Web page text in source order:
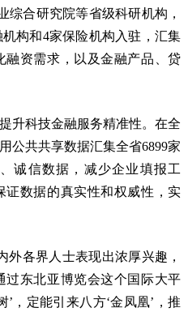
综合研究院等省级科研机构，
构和4家保险机构入驻，汇集
融资需求，以及金融产品、贷
升科技金融服务精准性。在全
公共共享数据汇集全省6899家
诚信数据，减少企业填报工
证数据的真实性和权威性，实
外各界人士表现出浓厚兴趣，
过东北亚博览会这个国际大平
，定能引来八方‘金凤凰’，推